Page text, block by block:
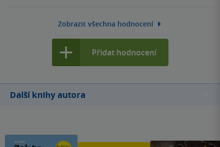
Zobrazit všechna hodnocení
Přidat hodnocení
Další knihy autora